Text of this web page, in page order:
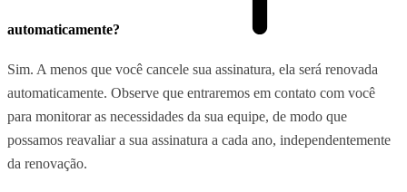
automaticamente?
Sim. A menos que você cancele sua assinatura, ela será renovada
automaticamente. Observe que entraremos em contato com você
para monitorar as necessidades da sua equipe, de modo que
possamos reavaliar a sua assinatura a cada ano, independentemente
da renovação.